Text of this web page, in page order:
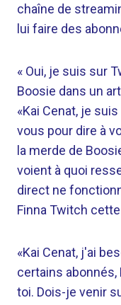
chaîne de
lui faire des
« Oui, je suis sur
Boosie dans un
«Kai Cenat, je
vous pour dire à
la merde de
voient à quoi
direct ne
Finna Twitch
«Kai Cenat, j'ai
certains
toi. Dois-je venir